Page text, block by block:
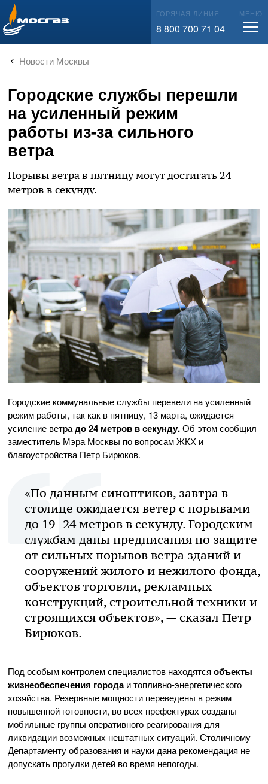
info@mos-gaz.ru ГОРЯЧАЯ ЛИНИЯ
8 800 700 71 04
МЕНЮ
Новости Москвы
Городские службы перешли
на усиленный режим
работы из-за сильного
ветра
Порывы ветра в пятницу могут достигать 24
метров в секунду.
Городские коммунальные службы перевели на усиленный
режим работы, так как в пятницу, 13 марта, ожидается
усиление ветрадо 24 метров в секунду.Об этом сообщил
заместитель Мэра Москвы по вопросам ЖКХ и
благоустройства Петр Бирюков.
«По данным синоптиков, завтра в
столице ожидается ветер с порывами
до 19–24 метров в секунду. Городским
службам даны предписания по защите
от сильных порывов ветра зданий и
сооружений жилого и нежилого фонда,
объектов торговли, рекламных
конструкций, строительной техники и
строящихся объектов», — сказал Петр
Бирюков.
Под особым контролем специалистов находятся объекты
жизнеобеспечения городаи топливно-энергетического
хозяйства. Резервные мощности переведены в режим
повышенной готовности, во всех префектурах созданы
мобильные группы оперативного реагирования для
ликвидации возможных нештатных ситуаций. Столичному
Департаменту образования и науки дана рекомендация не
допускать прогулки детей во время непогоды.